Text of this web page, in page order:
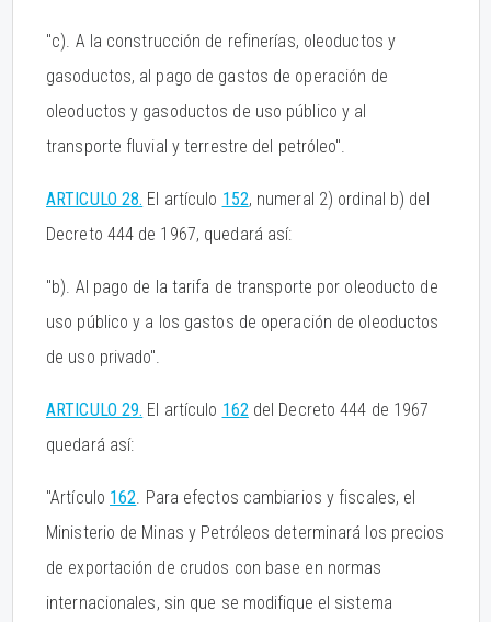
"c). A la construcción de refinerías, oleoductos y
gasoductos, al pago de gastos de operación de
oleoductos y gasoductos de uso público y al
transporte fluvial y terrestre del petróleo".
ARTICULO 28. El artículo 152, numeral 2) ordinal b) del
Decreto 444 de 1967, quedará así:
"b). Al pago de la tarifa de transporte por oleoducto de
uso público y a los gastos de operación de oleoductos
de uso privado".
ARTICULO 29. El artículo 162del Decreto 444 de 1967
quedará así:
"Artículo 162. Para efectos cambiarios y fiscales, el
Ministerio de Minas y Petróleos determinará los precios
de exportación de crudos con base en normas
internacionales, sin que se modifique el sistema